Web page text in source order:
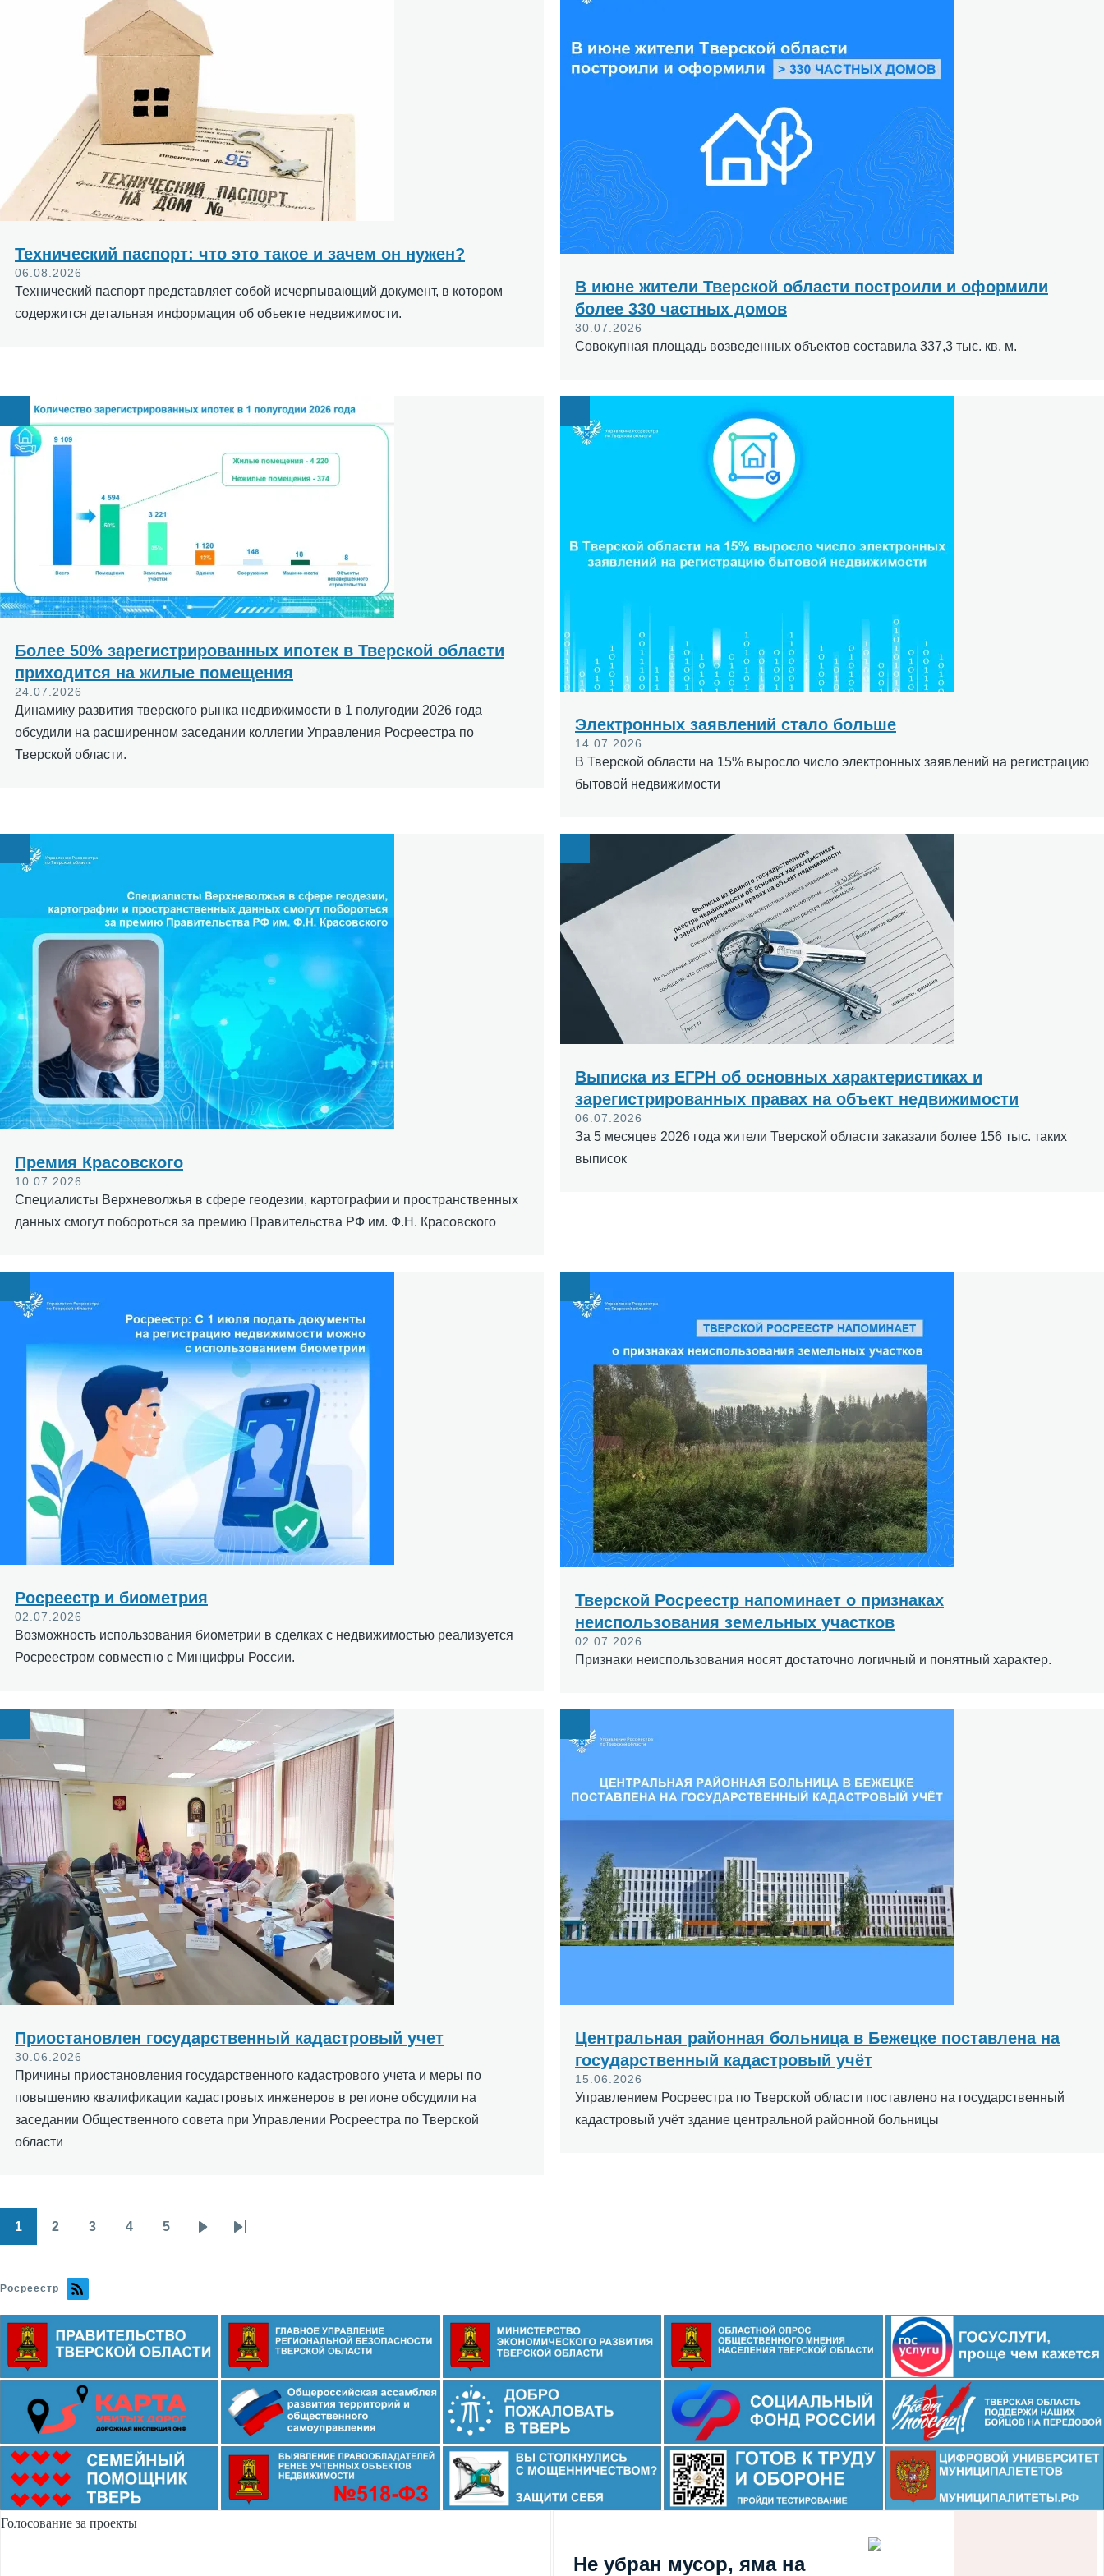
Технический паспорт: что это такое и зачем он нужен?
06.08.2026
Технический паспорт представляет собой исчерпывающий документ, в котором
содержится детальная информация об объекте недвижимости.
В июне жители Тверской области построили и оформили
более 330 частных домов
30.07.2026
Совокупная площадь возведенных объектов составила 337,3 тыс. кв. м.
Image
Более 50% зарегистрированных ипотек в Тверской области
приходится на жилые помещения
24.07.2026
Динамику развития тверского рынка недвижимости в 1 полугодии 2026 года
обсудили на расширенном заседании коллегии Управления Росреестра по
Тверской области.
Электронных заявлений стало больше
14.07.2026
В Тверской области на 15% выросло число электронных заявлений на регистрацию
бытовой недвижимости
Image
Премия Красовского
10.07.2026
Специалисты Верхневолжья в сфере геодезии, картографии и пространственных
данных смогут побороться за премию Правительства РФ им. Ф.Н. Красовского
Выписка из ЕГРН об основных характеристиках и
зарегистрированных правах на объект недвижимости
06.07.2026
За 5 месяцев 2026 года жители Тверской области заказали более 156 тыс. таких
выписок
Росреестр и биометрия
02.07.2026
Возможность использования биометрии в сделках с недвижимостью реализуется
Росреестром совместно с Минцифры России.
Тверской Росреестр напоминает о признаках
неиспользования земельных участков
02.07.2026
Признаки неиспользования носят достаточно логичный и понятный характер.
Image
Приостановлен государственный кадастровый учет
30.06.2026
Причины приостановления государственного кадастрового учета и меры по
повышению квалификации кадастровых инженеров в регионе обсудили на
заседании Общественного совета при Управлении Росреестра по Тверской
области
Центральная районная больница в Бежецке поставлена на
государственный кадастровый учёт
15.06.2026
Управлением Росреестра по Тверской области поставлено на государственный
кадастровый учёт здание центральной районной больницы
Pagination
1 2 3 4 5
Last
Росреестр
Голосование за проекты
Не убран мусор, яма на